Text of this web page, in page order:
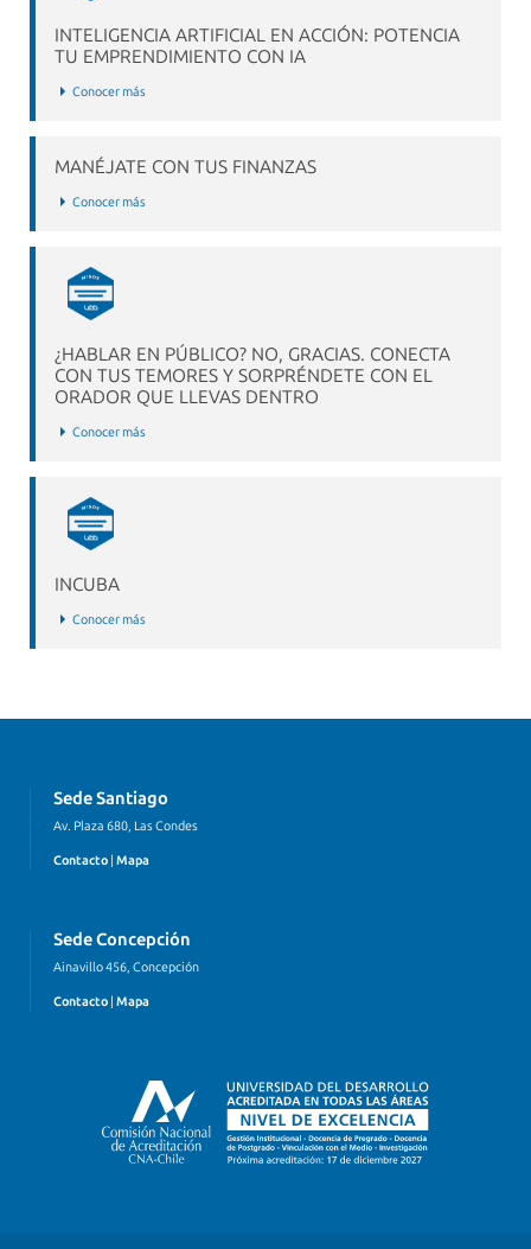
INTELIGENCIA ARTIFICIAL EN ACCIÓN: POTENCIA
TU EMPRENDIMIENTO CON IA
Conocer más
MANÉJATE CON TUS FINANZAS
Conocer más
¿HABLAR EN PÚBLICO? NO, GRACIAS. CONECTA
CON TUS TEMORES Y SORPRÉNDETE CON EL
ORADOR QUE LLEVAS DENTRO
Conocer más
INCUBA
Conocer más
Sede Santiago
Av. Plaza 680, Las Condes
Contacto | Mapa
Sede Concepción
Ainavillo 456, Concepción
Contacto | Mapa